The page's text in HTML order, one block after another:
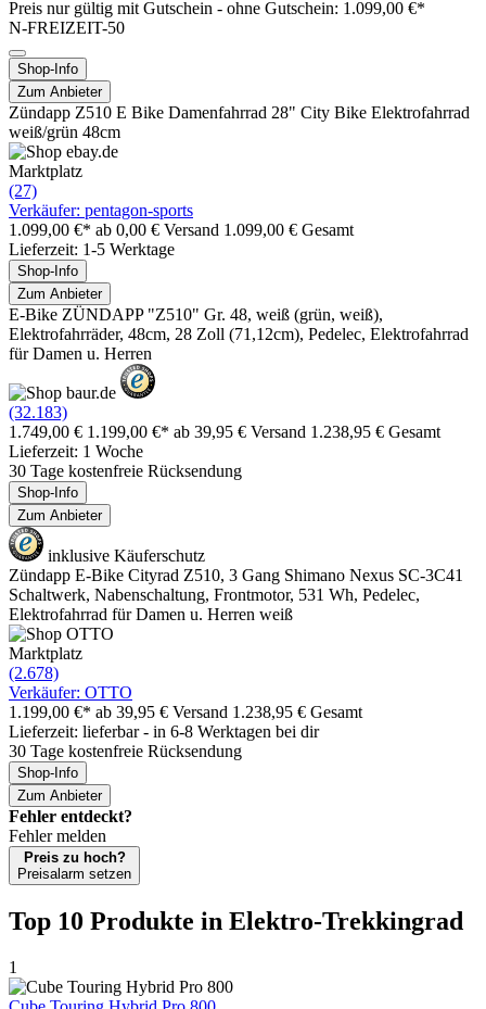
Preis nur gültig mit Gutschein - ohne Gutschein: 1.099,00 €*
N-FREIZEIT-50
Shop-Info
Zum Anbieter
Zündapp Z510 E Bike Damenfahrrad 28" City Bike Elektrofahrrad
weiß/grün 48cm
Marktplatz
(27)
Verkäufer: pentagon-sports
1.099,00 €* ab 0,00 € Versand 1.099,00 € Gesamt
Lieferzeit: 1-5 Werktage
Shop-Info
Zum Anbieter
E-Bike ZÜNDAPP "Z510" Gr. 48, weiß (grün, weiß),
Elektrofahrräder, 48cm, 28 Zoll (71,12cm), Pedelec, Elektrofahrrad
für Damen u. Herren
(32.183)
1.749,00 € 1.199,00 €* ab 39,95 € Versand 1.238,95 € Gesamt
Lieferzeit: 1 Woche
30 Tage kostenfreie Rücksendung
Shop-Info
Zum Anbieter
inklusive Käuferschutz
Zündapp E-Bike Cityrad Z510, 3 Gang Shimano Nexus SC-3C41
Schaltwerk, Nabenschaltung, Frontmotor, 531 Wh, Pedelec,
Elektrofahrrad für Damen u. Herren weiß
Marktplatz
(2.678)
Verkäufer: OTTO
1.199,00 €* ab 39,95 € Versand 1.238,95 € Gesamt
Lieferzeit: lieferbar - in 6-8 Werktagen bei dir
30 Tage kostenfreie Rücksendung
Shop-Info
Zum Anbieter
Fehler entdeckt?
Fehler melden
Preis zu hoch?
Preisalarm setzen
Top 10 Produkte in Elektro-Trekkingrad
1